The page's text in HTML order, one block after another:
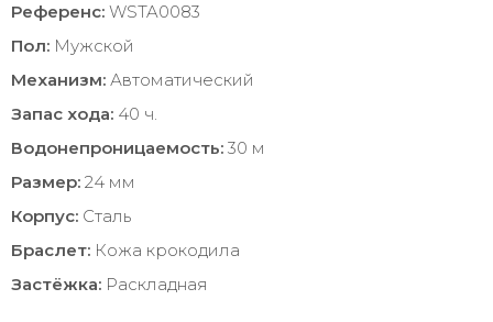
Референс: WSTA0083
Пол: Мужской
Механизм: Автоматический
Запас хода: 40 ч.
Водонепроницаемость: 30 м
Размер: 24 мм
Корпус: Сталь
Браслет: Кожа крокодила
Застёжка: Раскладная